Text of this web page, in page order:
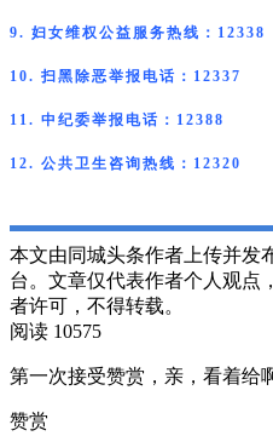
9. 妇女维权公益服务热线：12338
10. 扫黑除恶举报电话：12337
11. 中纪委举报电话：12388
12. 公共卫生咨询热线：12320
本文由同城头条作者上传并发
台。文章仅代表作者个人观点
者许可，不得转载。
阅读 10575
第一次接受赞赏，亲，看着给
赞赏